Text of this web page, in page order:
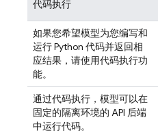
代码执行
如果您希望模型为您编写和
运行 Python 代码并返回相
应结果，请使用代码执行功
能。
通过代码执行，模型可以在
固定的隔离环境的 API 后端
中运行代码。